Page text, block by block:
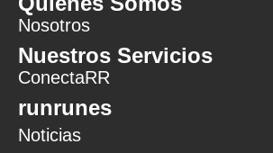
Nosotros
Nuestros Servicios
ConectaRR
runrunes
Noticias